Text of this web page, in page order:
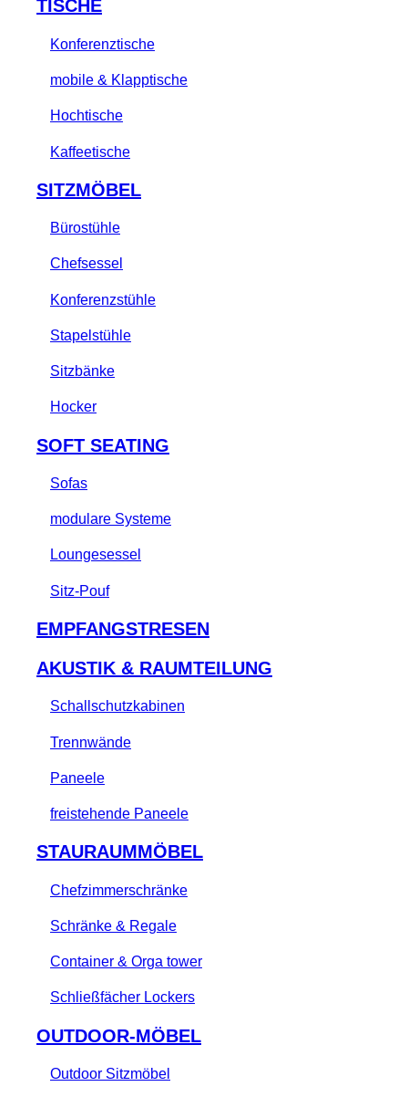
TISCHE
Konferenztische
mobile & Klapptische
Hochtische
Kaffeetische
SITZMÖBEL
Bürostühle
Chefsessel
Konferenzstühle
Stapelstühle
Sitzbänke
Hocker
SOFT SEATING
Sofas
modulare Systeme
Loungesessel
Sitz-Pouf
EMPFANGSTRESEN
AKUSTIK & RAUMTEILUNG
Schallschutzkabinen
Trennwände
Paneele
freistehende Paneele
STAURAUMMÖBEL
Chefzimmerschränke
Schränke & Regale
Container & Orga tower
Schließfächer Lockers
OUTDOOR-MÖBEL
Outdoor Sitzmöbel